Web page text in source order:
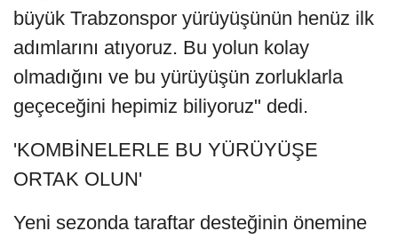
büyük Trabzonspor yürüyüşünün henüz ilk
adımlarını atıyoruz. Bu yolun kolay
olmadığını ve bu yürüyüşün zorluklarla
geçeceğini hepimiz biliyoruz" dedi.
'KOMBİNELERLE BU YÜRÜYÜŞE
ORTAK OLUN'
Yeni sezonda taraftar desteğinin önemine